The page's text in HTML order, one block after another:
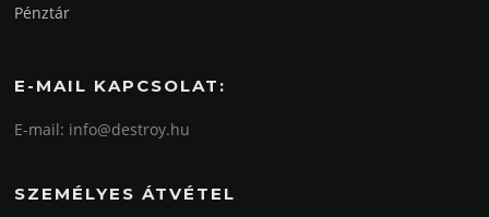
Pénztár
E-MAIL KAPCSOLAT:
E-mail: info@destroy.hu
SZEMÉLYES ÁTVÉTEL